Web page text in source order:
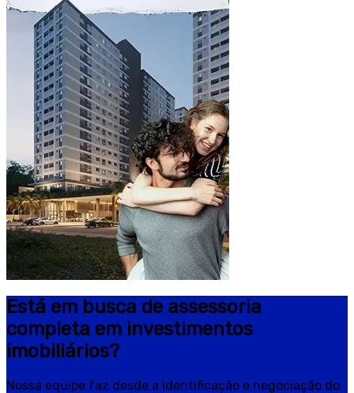
Está em busca de assessoria
completa em investimentos
imobiliários?
Nossa equipe faz desde a identificação e negociação do